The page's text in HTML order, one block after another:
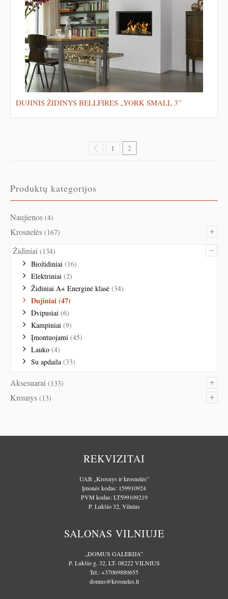
Produktų kategorijos
Naujienos (4)
+
Krosnelės (167)
–
Židiniai (134)
Biožidiniai (16)
Elektriniai (2)
Židiniai A+ Energinė klasė (34)
Dujiniai(47)
Dvipusiai (6)
Kampiniai (9)
Įmontuojami (45)
Lauko (4)
Su apdaila (33)
+
Aksesuarai (133)
+
Krosnys (13)
DUJINIS ŽIDINYS BELLFIRES „YORK SMALL 3”
1 2
REKVIZITAI
UAB „Krosnys ir krosnelės”
Įmonės kodas: 159910924
PVM kodas: LT599109219
P. Lukšio 32, Vilnius
SALONAS VILNIUJE
„DOMUS GALERIJA”
P. Lukšio g. 32, LT- 08222 VILNIUS
Tel.:+37069880655
domus@krosneles.lt